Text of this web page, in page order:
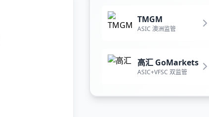
TMGM
ASIC 澳洲监管
高汇 GoMarkets
ASIC+VFSC 双监管